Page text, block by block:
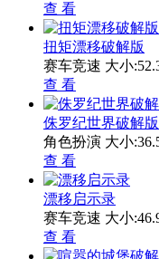
查 看
扭矩漂移破解版
赛车竞速 大小
查 看
侏罗纪世界破解版
角色扮演 大小
查 看
漂移启示录
赛车竞速 大小
查 看